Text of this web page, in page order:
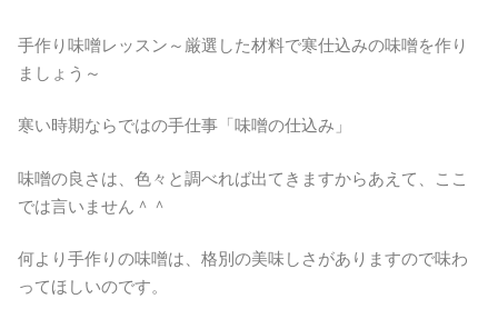
手作り味噌レッスン～厳選した材料で寒仕込みの味噌を作り
ましょう～
寒い時期ならではの手仕事「味噌の仕込み」
味噌の良さは、色々と調べれば出てきますからあえて、ここ
では言いません＾＾
何より手作りの味噌は、格別の美味しさがありますので味わ
ってほしいのです。